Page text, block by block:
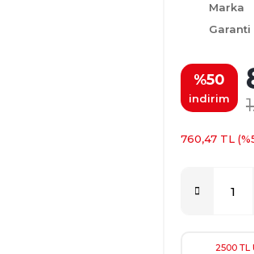
Marka
Garanti
%50
indirim
760,47 TL
2500 TL